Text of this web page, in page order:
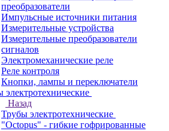
преобразователи
Импульсные источники питания
Измерительные устройства
Измерительные преобразователи
сигналов
Электромеханические реле
Реле контроля
Кнопки, лампы и переключатели
электротехнические
Назад
Трубы электротехнические
"Octopus" - гибкие гофрированные